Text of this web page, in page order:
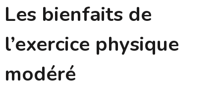
Les bienfaits de
l’exercice physique
modéré